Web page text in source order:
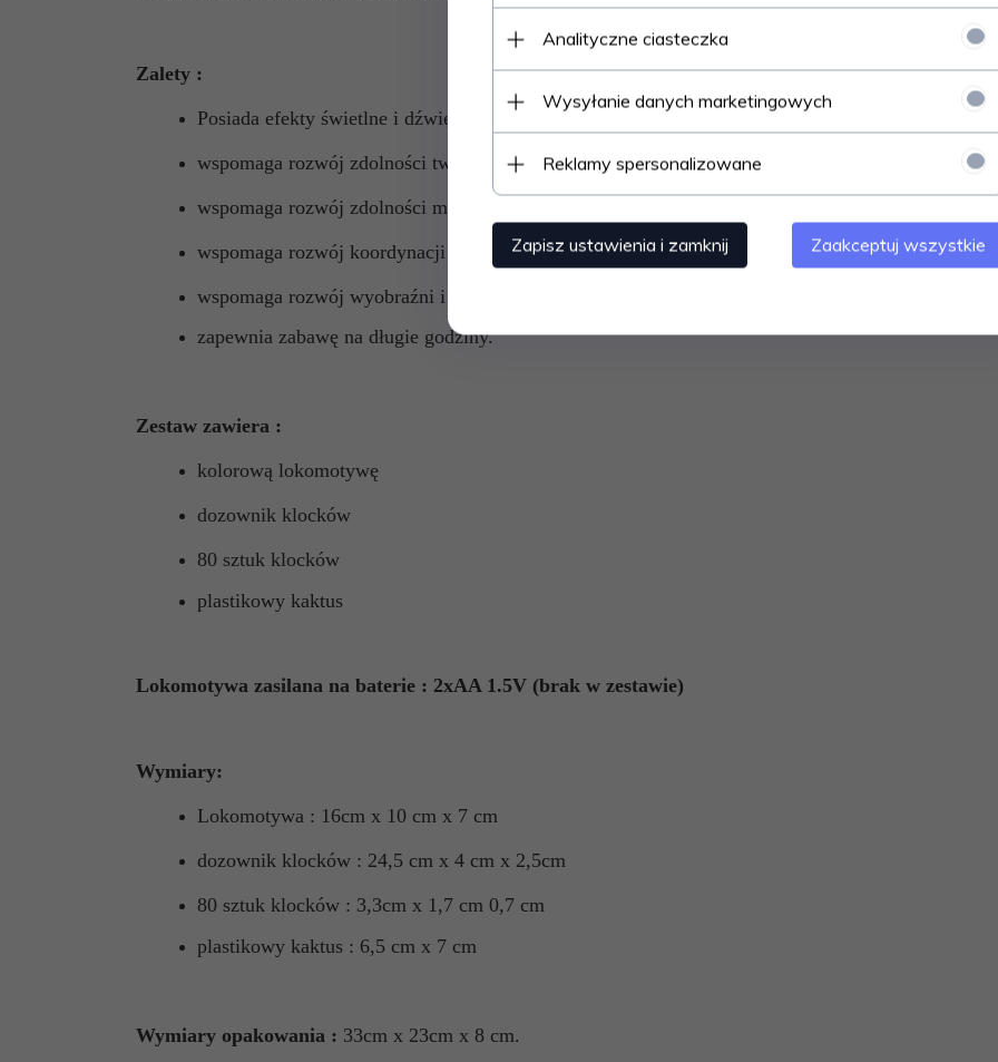
Zalety :
Posiada efekty świetlne i dźwiękowe
wspomaga rozwój zdolności twórczych,
wspomaga rozwój zdolności manualnych,
wspomaga rozwój koordynacji wzrokowo-ruchowej,
wspomaga rozwój wyobraźni i kreatywności,
zapewnia zabawę na długie godziny.
Zestaw zawiera :
kolorową lokomotywę
dozownik klocków
80 sztuk klocków
plastikowy kaktus
Lokomotywa zasilana na baterie : 2xAA 1.5V (brak w zestawie)
Wymiary:
Lokomotywa : 16cm x 10 cm x 7 cm
dozownik klocków : 24,5 cm x 4 cm x 2,5cm
80 sztuk klocków : 3,3cm x 1,7 cm 0,7 cm
plastikowy kaktus : 6,5 cm x 7 cm
Wymiary opakowania : 33cm x 23cm x 8 cm.
Analityczne ciasteczka
Wysyłanie danych marketingowych
Reklamy spersonalizowane
Zapisz ustawienia i zamknij Zaakceptuj wszystkie